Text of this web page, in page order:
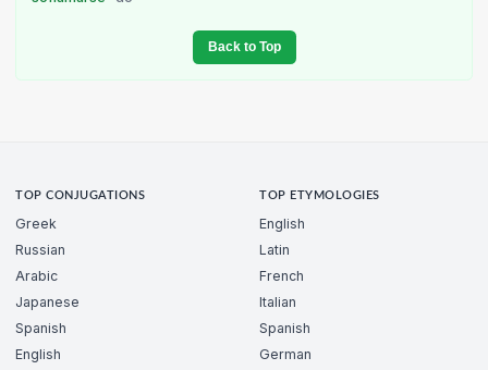
Back to Top
TOP CONJUGATIONS
Greek
Russian
Arabic
Japanese
Spanish
English
TOP ETYMOLOGIES
English
Latin
French
Italian
Spanish
German